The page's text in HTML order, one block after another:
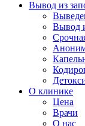
Вывод из
Вывод
О клинике
Цена
Врачи
О нас